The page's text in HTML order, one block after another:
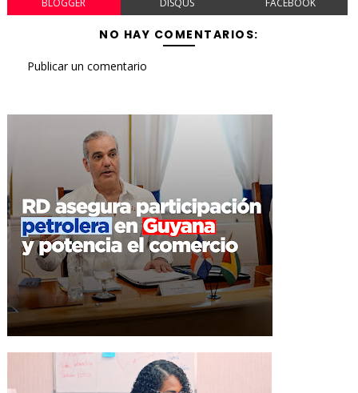
BLOGGER DISQUS FACEBOOK
NO HAY COMENTARIOS:
Publicar un comentario